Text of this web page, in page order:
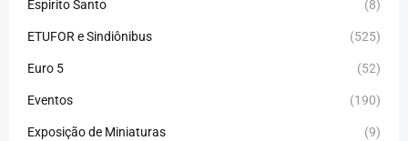
Espirito Santo (8)
ETUFOR e Sindiônibus (525)
Euro 5 (52)
Eventos (190)
Exposição de Miniaturas (9)